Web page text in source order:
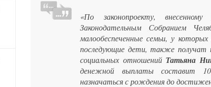
«По законопроекту,
Законодательным Собранием
малообеспеченные семьи, у
последующие дети, также
социальных отношений Татьяна
денежной выплаты составит
назначаться с рождения до